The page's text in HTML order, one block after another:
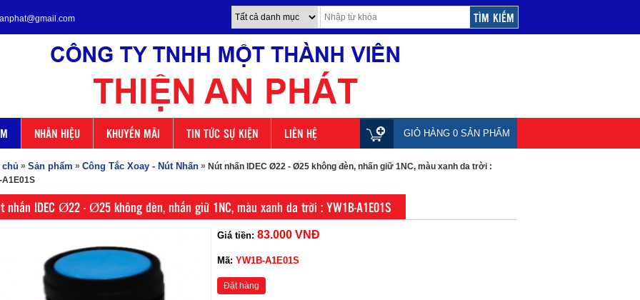
NHÃN HIỆU KHUYẾN MÃI TIN TỨC SỰ KIỆN LIÊN HỆ GIỎ HÀNG 0 SẢN PHẨM
chủ » Sản phẩm » Công Tắc Xoay - Nút Nhấn » Nút nhấn IDEC Ø22 - Ø25 không đèn, nhấn giữ 1NC, màu xanh da trời :
A1E01S
nhấn IDEC Ø22 - Ø25 không đèn, nhấn giữ 1NC, màu xanh da trời : YW1B-A1E01S
Giá tiền: 83.000 VNĐ
Mã: YW1B-A1E01S
Đặt hàng